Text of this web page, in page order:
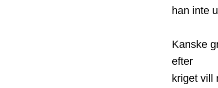
han inte
Kanske
efter
kriget vill